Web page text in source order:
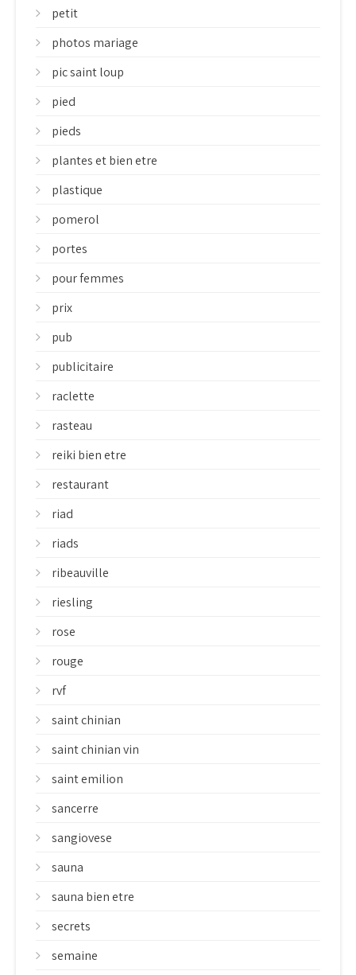
petit
photos mariage
pic saint loup
pied
pieds
plantes et bien etre
plastique
pomerol
portes
pour femmes
prix
pub
publicitaire
raclette
rasteau
reiki bien etre
restaurant
riad
riads
ribeauville
riesling
rose
rouge
rvf
saint chinian
saint chinian vin
saint emilion
sancerre
sangiovese
sauna
sauna bien etre
secrets
semaine